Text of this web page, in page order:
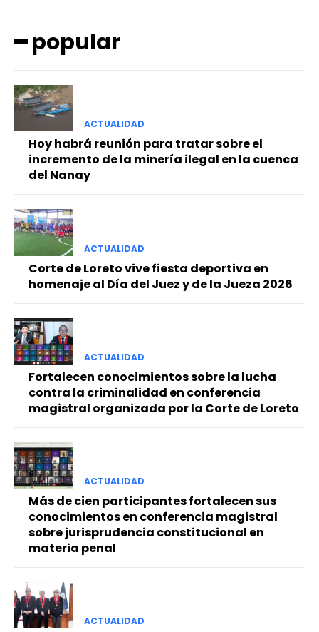
━ Planes
━ popular
ACTUALIDAD
Hoy habrá reunión para tratar sobre el
incremento de la minería ilegal en la cuenca
del Nanay
ACTUALIDAD
Corte de Loreto vive fiesta deportiva en
homenaje al Día del Juez y de la Jueza 2026
ACTUALIDAD
Fortalecen conocimientos sobre la lucha
contra la criminalidad en conferencia
magistral organizada por la Corte de Loreto
ACTUALIDAD
Más de cien participantes fortalecen sus
conocimientos en conferencia magistral
sobre jurisprudencia constitucional en
materia penal
ACTUALIDAD